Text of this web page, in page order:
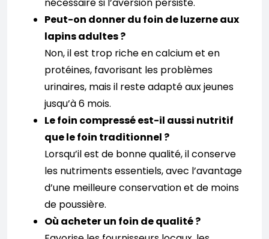
nécessaire si l’aversion persiste.
Peut-on donner du foin de luzerne aux
lapins adultes ?
Non, il est trop riche en calcium et en
protéines, favorisant les problèmes
urinaires, mais il reste adapté aux jeunes
jusqu’à 6 mois.
Le foin compressé est-il aussi nutritif
que le foin traditionnel ?
Lorsqu’il est de bonne qualité, il conserve
les nutriments essentiels, avec l’avantage
d’une meilleure conservation et de moins
de poussière.
Où acheter un foin de qualité ?